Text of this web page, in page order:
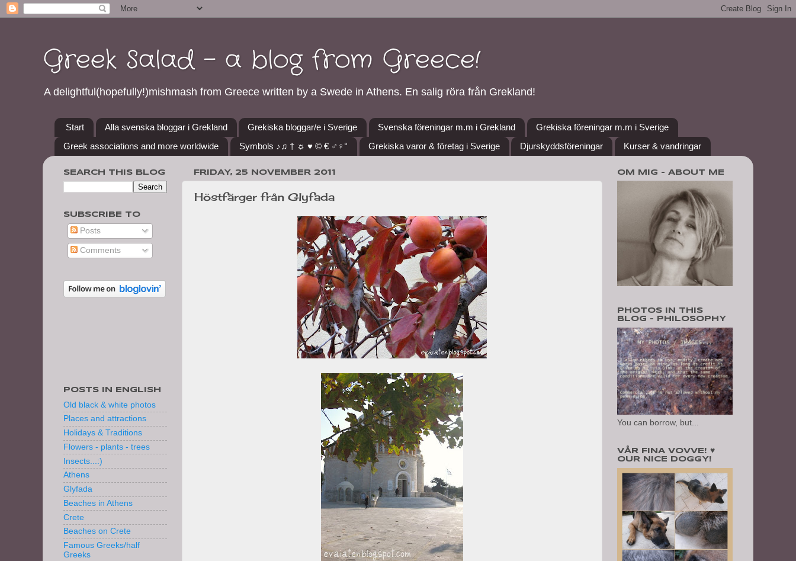
Greek Salad - a blog from Greece!
A delightful(hopefully!)mishmash from Greece written by a Swede in Athens. En salig röra från Grekland!
Start Alla svenska bloggar i Grekland Grekiska bloggar/e i Sverige Svenska föreningar m.m i Grekland
Grekiska föreningar m.m i Sverige
Greek associations and more worldwide
Symbols ♪♫ † ☼ ♥ © € ♂♀° Grekiska varor & företag i Sverige Djurskyddsföreningar Kurser & vandringar
FRIDAY, 25 NOVEMBER 2011
Höstfärger från Glyfada
SEARCH THIS BLOG
SUBSCRIBE TO
Posts
Comments
POSTS IN ENGLISH
Old black & white photos
Places and attractions
Holidays & Traditions
Flowers - plants - trees
Insects...:)
Athens
Glyfada
Beaches in Athens
Crete
Beaches on Crete
Famous Greeks/half
Greeks
OM MIG - ABOUT ME
PHOTOS IN THIS
BLOG - PHILOSOPHY
You can borrow, but...
VÅR FINA VOVVE! ♥
OUR NICE DOGGY!